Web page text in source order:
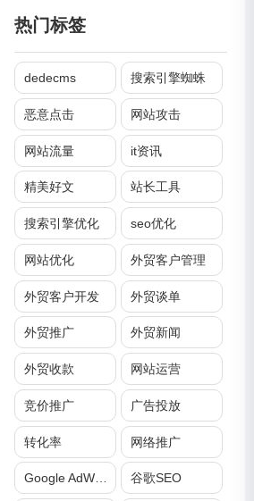
热门标签
dedecms 搜索引擎蜘蛛
恶意点击 网站攻击
网站流量 it资讯
精美好文 站长工具
搜索引擎优化 seo优化
网站优化 外贸客户管理
外贸客户开发 外贸谈单
外贸推广 外贸新闻
外贸收款 网站运营
竞价推广 广告投放
转化率 网络推广
Google AdWords 谷歌SEO